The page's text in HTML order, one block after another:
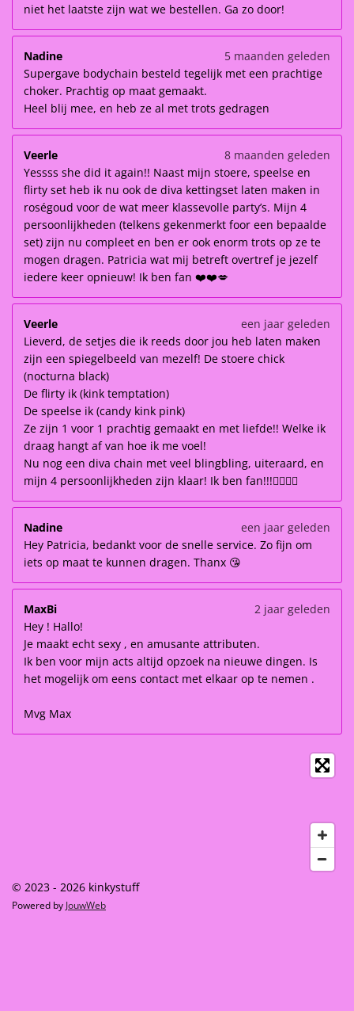
niet het laatste zijn wat we bestellen. Ga zo door!
Nadine
5 maanden geleden
Supergave bodychain besteld tegelijk met een prachtige
choker. Prachtig op maat gemaakt.
Heel blij mee, en heb ze al met trots gedragen
Veerle
8 maanden geleden
Yessss she did it again!! Naast mijn stoere, speelse en
flirty set heb ik nu ook de diva kettingset laten maken in
roségoud voor de wat meer klassevolle party’s. Mijn 4
persoonlijkheden (telkens gekenmerkt foor een bepaalde
set) zijn nu compleet en ben er ook enorm trots op ze te
mogen dragen. Patricia wat mij betreft overtref je jezelf
iedere keer opnieuw! Ik ben fan ❤️❤️💋
Veerle
een jaar geleden
Lieverd, de setjes die ik reeds door jou heb laten maken
zijn een spiegelbeeld van mezelf! De stoere chick
(nocturna black)
De flirty ik (kink temptation)
De speelse ik (candy kink pink)
Ze zijn 1 voor 1 prachtig gemaakt en met liefde!! Welke ik
draag hangt af van hoe ik me voel!
Nu nog een diva chain met veel blingbling, uiteraard, en
mijn 4 persoonlijkheden zijn klaar! Ik ben fan!!!👌🏽👌🏽
Nadine
een jaar geleden
Hey Patricia, bedankt voor de snelle service. Zo fijn om
iets op maat te kunnen dragen. Thanx 😘
MaxBi
2 jaar geleden
Hey ! Hallo!
Je maakt echt sexy , en amusante attributen.
Ik ben voor mijn acts altijd opzoek na nieuwe dingen. Is
het mogelijk om eens contact met elkaar op te nemen .
Mvg Max
© 2023 - 2026 kinkystuff
Powered by JouwWeb